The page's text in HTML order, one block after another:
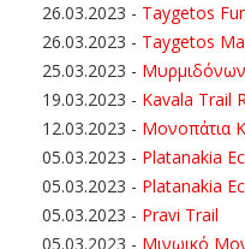
26.03.2023 - Taygetos
26.03.2023 - Taygetos
25.03.2023 -
19.03.2023 - Kavala Trail
12.03.2023 - Μονοπάτια
05.03.2023 - Platanakia
05.03.2023 - Platanakia
05.03.2023 - Pravi Trail
05.03.2023 - Μινωικό